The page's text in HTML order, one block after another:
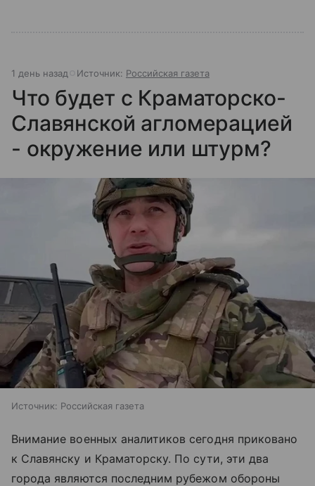
1 день назад Источник: Российская газета
Что будет с Краматорско-
Славянской агломерацией
- окружение или штурм?
Источник: Российская газета
Внимание военных аналитиков сегодня приковано
к Славянску и Краматорску. По сути, эти два
города являются последним рубежом обороны